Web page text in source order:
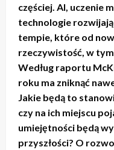
częściej. AI, uczenie
technologie
tempie, które od
rzeczywistość, w
Według raportu
roku ma zniknąć
Jakie będą to
czy na ich miejscu
umiejętności będą
przyszłości? O